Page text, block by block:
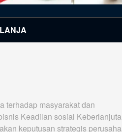
terhadap masyarakat dan
Keadilan sosial
keputusan strategis